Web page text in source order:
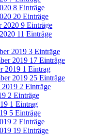
8 Einträge
20 Einträge
2020 9 Einträge
11 Einträge
2019 3 Einträge
2019 17 Einträge
2019 1 Eintrag
2019 25 Einträge
2019 2 Einträge
2 Einträge
1 Eintrag
5 Einträge
2 Einträge
19 Einträge